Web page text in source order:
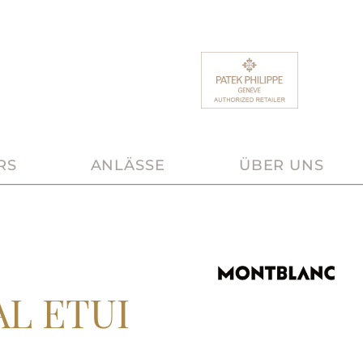
ANLÄSSE ÜBER UNS
ETUI